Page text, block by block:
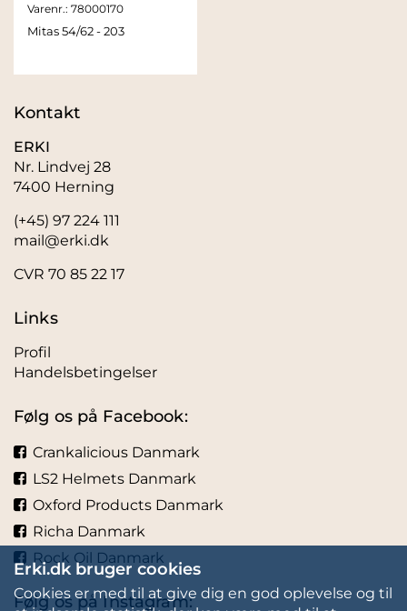
Varenr.: 78000170
Mitas 54/62 - 203
Kontakt
ERKI
Nr. Lindvej 28
7400 Herning
(+45) 97 224 111
mail@erki.dk
CVR 70 85 22 17
Links
Profil
Handelsbetingelser
Følg os på Facebook:
Crankalicious Danmark
LS2 Helmets Danmark
Oxford Products Danmark
Richa Danmark
Rock Oil Danmark
Følg os på Instagram:
Erki.dk bruger cookies
Cookies er med til at give dig en god oplevelse og til